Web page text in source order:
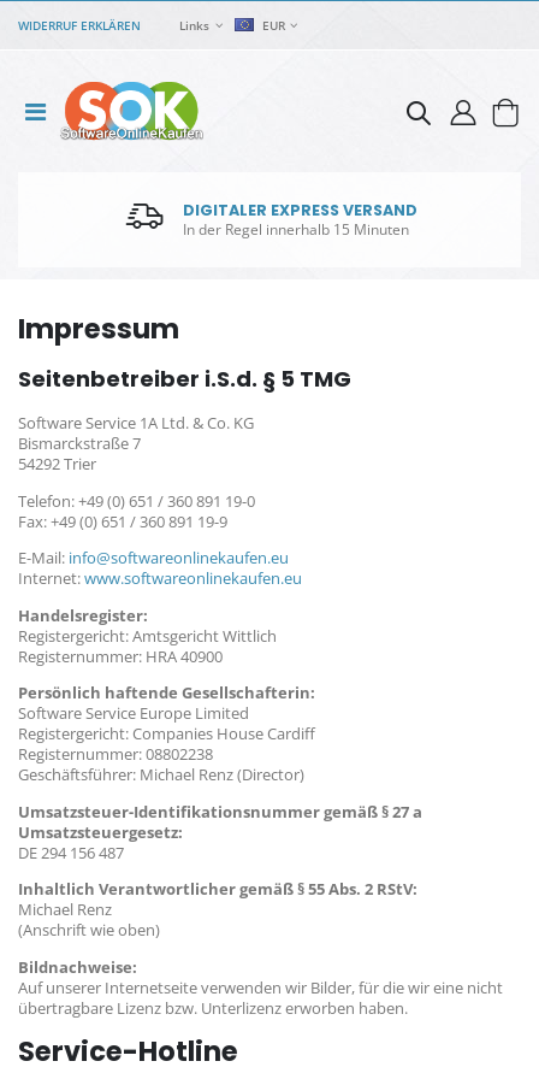
WIDERRUF ERKLÄREN Links EUR
DIGITALER EXPRESS VERSAND
In der Regel innerhalb 15 Minuten
Impressum
Seitenbetreiber i.S.d. § 5 TMG
Software Service 1A Ltd. & Co. KG
Bismarckstraße 7
54292 Trier
Telefon: +49 (0) 651 / 360 891 19-0
Fax: +49 (0) 651 / 360 891 19-9
E-Mail: info@softwareonlinekaufen.eu
Internet:www.softwareonlinekaufen.eu
Handelsregister:
Registergericht: Amtsgericht Wittlich
Registernummer: HRA 40900
Persönlich haftende Gesellschafterin:
Software Service Europe Limited
Registergericht: Companies House Cardiff
Registernummer: 08802238
Geschäftsführer: Michael Renz (Director)
Umsatzsteuer-Identifikationsnummer gemäß § 27 a
Umsatzsteuergesetz:
DE 294 156 487
Inhaltlich Verantwortlicher gemäß § 55 Abs. 2 RStV:
Michael Renz
(Anschrift wie oben)
Bildnachweise:
Auf unserer Internetseite verwenden wir Bilder, für die wir eine nicht
übertragbare Lizenz bzw. Unterlizenz erworben haben.
Service-Hotline